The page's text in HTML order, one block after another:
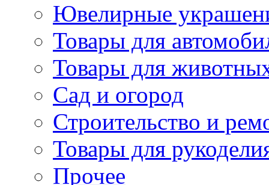
Ювелирные
Товары для
Товары для
Сад и огород
Строительство и
Товары для
Прочее